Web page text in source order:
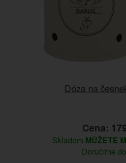
Dóza na
Cena:
Skladem MŮŽETE
Doručíme